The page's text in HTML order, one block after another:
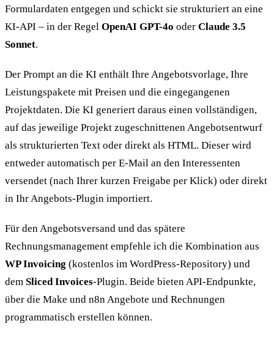
Formulardaten entgegen und schickt sie strukturiert an eine
KI-API – in der Regel OpenAI GPT-4o oder Claude 3.5
Sonnet.
Der Prompt an die KI enthält Ihre Angebotsvorlage, Ihre
Leistungspakete mit Preisen und die eingegangenen
Projektdaten. Die KI generiert daraus einen vollständigen,
auf das jeweilige Projekt zugeschnittenen Angebotsentwurf
als strukturierten Text oder direkt als HTML. Dieser wird
entweder automatisch per E-Mail an den Interessenten
versendet (nach Ihrer kurzen Freigabe per Klick) oder direkt
in Ihr Angebots-Plugin importiert.
Für den Angebotsversand und das spätere
Rechnungsmanagement empfehle ich die Kombination aus
WP Invoicing (kostenlos im WordPress-Repository) und
dem Sliced Invoices-Plugin. Beide bieten API-Endpunkte,
über die Make und n8n Angebote und Rechnungen
programmatisch erstellen können.